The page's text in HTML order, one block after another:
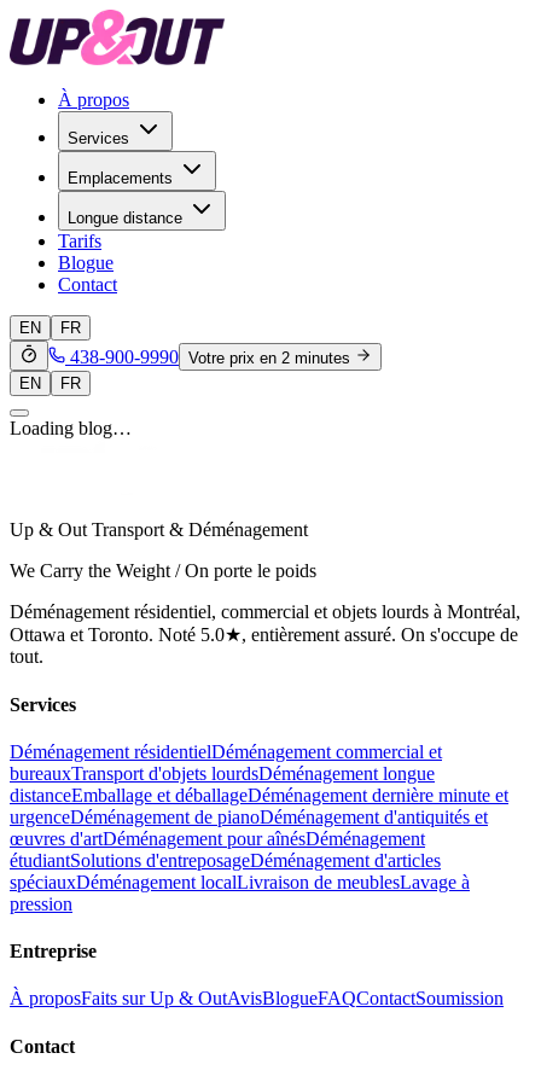
À propos
Services
Emplacements
Longue distance
Tarifs
Blogue
Contact
EN FR
438-900-9990 Votre prix en 2 minutes
EN
FR
Loading blog…
Up & Out Transport & Déménagement
We Carry the Weight / On porte le poids
Déménagement résidentiel, commercial et objets lourds à Montréal,
Ottawa et Toronto. Noté 5.0★, entièrement assuré. On s'occupe de
tout.
Services
Déménagement résidentielDéménagement commercial et
bureauxTransport d'objets lourdsDéménagement longue
distanceEmballage et déballageDéménagement dernière minute et
urgenceDéménagement de pianoDéménagement d'antiquités et
œuvres d'artDéménagement pour aînésDéménagement
étudiantSolutions d'entreposageDéménagement d'articles
spéciauxDéménagement localLivraison de meublesLavage à
pression
Entreprise
À proposFaits sur Up & OutAvisBlogueFAQContactSoumission
Contact